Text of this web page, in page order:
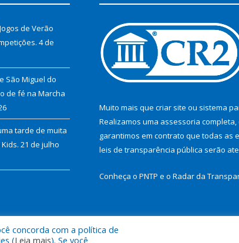
de Verão
4 de
São Miguel do
de fé na Marcha
tarde de muita
21 de julho
Muito mais que criar site ou sistema
Realizamos uma assessoria completa,
garantimos em contrato que todas as
leis de transparência pública serão
Conheça o PNTP e o Radar da
Mapa do Site
concorda com a política de
(Leia mais). Se você